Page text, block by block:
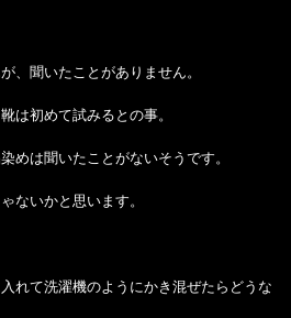
、聞いたことがありません。
は初めて試みるとの事。
めは聞いたことがないそうです。
ないかと思います。
れて洗濯機のようにかき混ぜたらどうな